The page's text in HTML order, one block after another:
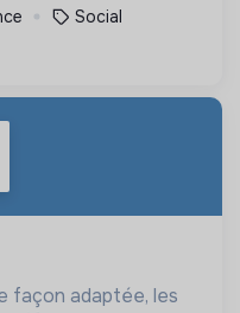
Social
façon adaptée, les